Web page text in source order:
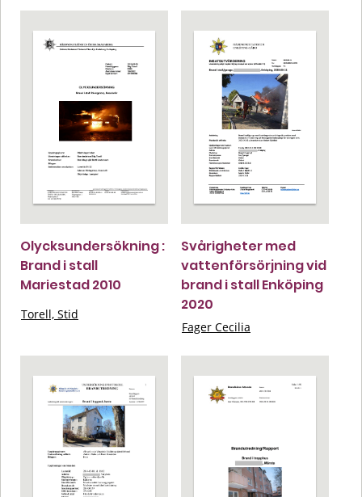
Olycksundersökning :
Brand i stall
Mariestad 2010
Torell, Stid
Svårigheter med
vattenförsörjning vid
brand i stall Enköping
2020
Fager Cecilia